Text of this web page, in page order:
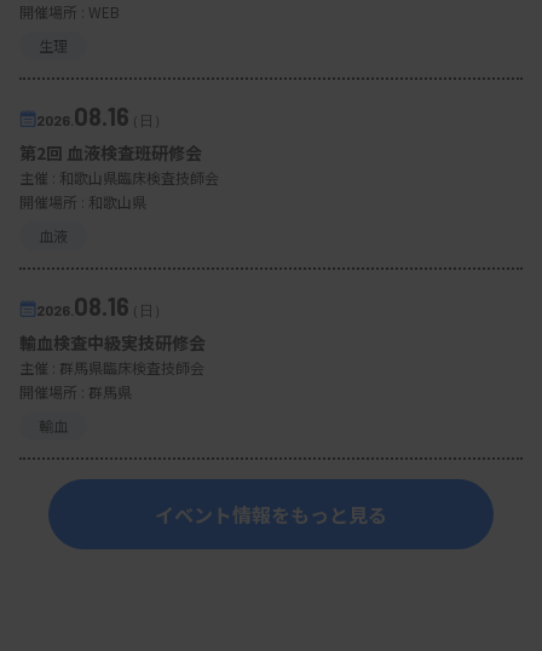
開催場所 : WEB
生理
2026. 08.16（日）
第2回 血液検査班研修会
主催 : 和歌山県臨床検査技師会
開催場所 : 和歌山県
血液
2026. 08.16（日）
輸血検査中級実技研修会
主催 : 群馬県臨床検査技師会
開催場所 : 群馬県
輸血
イベント情報をもっと見る